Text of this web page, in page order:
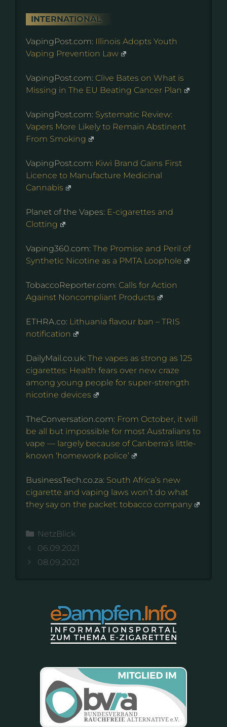
INTERNATIONAL
VapingPost.com: Illinois Adopts Youth
Vaping Prevention Law
VapingPost.com: Clive Bates on What is
Missing in The EU Beating Cancer Plan
VapingPost.com: Systematic Review:
Vapers More Likely to Remain Abstinent
From Smoking
VapingPost.com: Kiwi Brand Gains First
Licence to Manufacture Medicinal
Cannabis
Planet of the Vapes: E-cigarettes and
Clotting
Vaping360.com: The Promise and Peril of
Synthetic Nicotine as a PMTA Loophole
TobaccoReporter.com: Calls for Action
Against Noncompliant Products
ETHRA.co: Lithuania flavour ban – TRIS
notification
DailyMail.co.uk: The vapes as strong as 125
cigarettes: Health fears over new craze
among young people for super-strength
nicotine devices
TheConversation.com: From October, it will
be all but impossible for most Australians to
vape — largely because of Canberra’s little-
known ‘homework police’
BusinessTech.co.za: South Africa’s new
cigarette and vaping laws won’t do what
they say on the packet: tobacco company
Kategorien
NetzBlick
06.09.2021
08.09.2021